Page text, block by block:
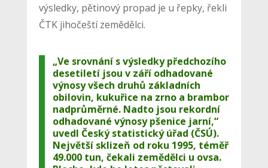
výsledky, pětinový propad je u řepky, řekli
ČTK jihočeští zemědělci.
„Ve srovnání s výsledky předchozího
desetiletí jsou v září odhadované
výnosy všech druhů základních
obilovin, kukuřice na zrno a brambor
nadprůměrné. Nadto jsou rekordní
odhadované výnosy pšenice jarní,“
uvedl Český statistický úřad (ČSÚ).
Největší sklizeň od roku 1995, téměř
49.000 tun, čekali zemědělci u ovsa.